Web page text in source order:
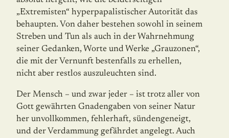
„Extremisten“ hyperpapalistischer Autorität das
behaupten. Von daher bestehen sowohl in seinem
Streben und Tun als auch in der Wahrnehmung
seiner Gedanken, Worte und Werke „Grauzonen“,
die mit der Vernunft bestenfalls zu erhellen,
nicht aber restlos auszuleuchten sind.
Der Mensch – und zwar jeder – ist trotz aller von
Gott gewährten Gnadengaben von seiner Natur
her unvollkommen, fehlerhaft, sündengeneigt,
und der Verdammung gefährdet angelegt. Auch